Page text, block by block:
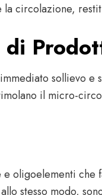
circolazione,
sollievo e
il micro-
oligoelementi
stesso modo,